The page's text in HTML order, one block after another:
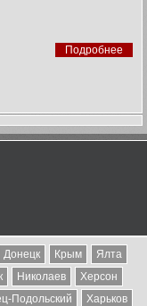
Подробнее
Донецк Крым
Ялта
Николаев
Херсон
Подольский
Харьков